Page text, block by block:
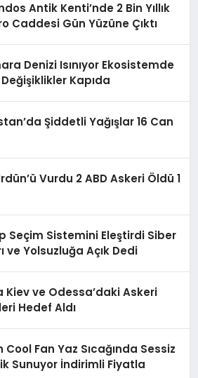
Antik Kenti’nde 2 Bin Yıllık
Caddesi Gün Yüzüne Çıktı
Denizi Isınıyor Ekosistemde
Kapıda
Şiddetli Yağışlar 16 Can
Vurdu 2 ABD Askeri Öldü 1
Seçim Sistemini Eleştirdi Siber
ve Yolsuzluğa Açık Dedi
Kiev ve Odessa’daki Askeri
Hedef Aldı
Cool Fan Yaz Sıcağında Sessiz
Sunuyor İndirimli Fiyatla